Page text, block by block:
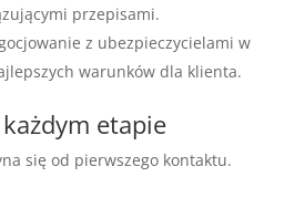
przepisami.
z ubezpieczycielami w
warunków dla klienta.
etapie
się od pierwszego kontaktu.